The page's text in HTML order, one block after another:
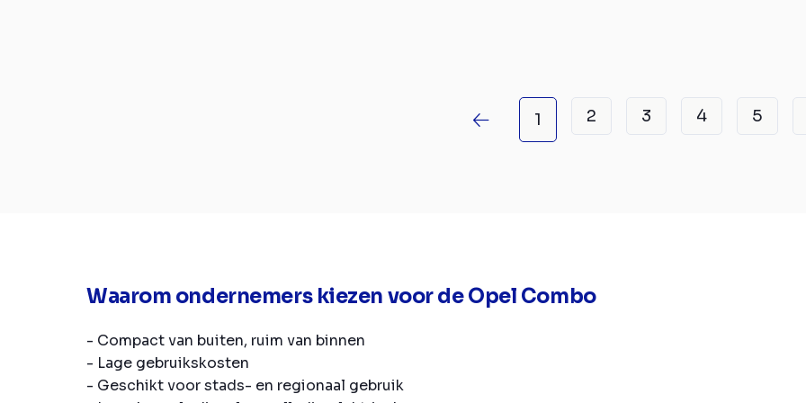
1 2 3 4 5
Waarom ondernemers kiezen voor de Opel Combo
- Compact van buiten, ruim van binnen
- Lage gebruikskosten
- Geschikt voor stads- en regionaal gebruik